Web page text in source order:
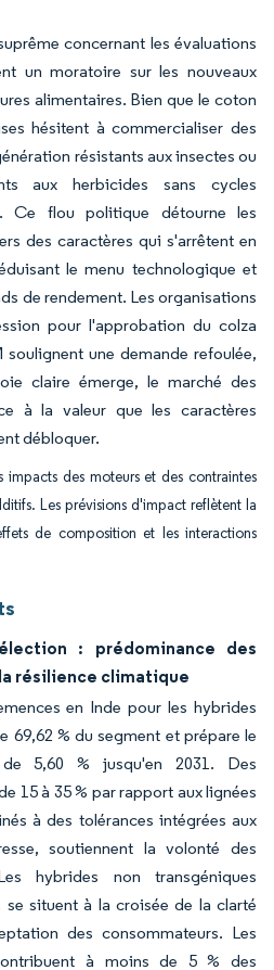
concernant les évaluations
un moratoire sur les nouveaux
alimentaires. Bien que le coton
hésitent à commercialiser des
résistants aux insectes ou
aux herbicides sans cycles
Ce flou politique détourne les
des caractères qui s'arrêtent en
le menu technologique et
de rendement. Les organisations
pour l'approbation du colza
une demande refoulée,
claire émerge, le marché des
à la valeur que les caractères
débloquer.
impacts des moteurs et des contraintes
Les prévisions d'impact reflètent la
de composition et les interactions
: prédominance des
résilience climatique
en Inde pour les hybrides
69,62 % du segment et prépare le
5,60 % jusqu'en 2031. Des
15 à 35 % par rapport aux lignées
à des tolérances intégrées aux
soutiennent la volonté des
hybrides non transgéniques
situent à la croisée de la clarté
des consommateurs. Les
à moins de 5 % des